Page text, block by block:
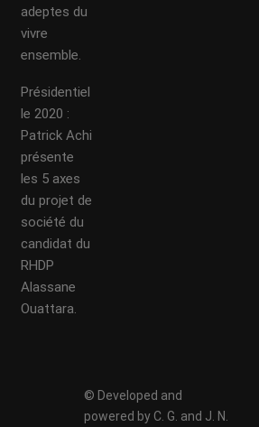
adeptes du
vivre
ensemble.
Présidentiel
le 2020 :
Patrick Achi
présente
les 5 axes
du projet de
société du
candidat du
RHDP
Alassane
Ouattara.
© Developed and
powered by C. G. and J. N.